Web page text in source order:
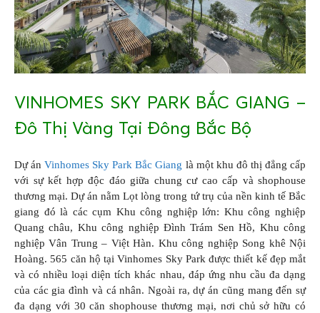
VINHOMES SKY PARK BẮC GIANG –
Đô Thị Vàng Tại Đông Bắc Bộ
Dự ánVinhomes Sky Park Bắc Giang là một khu đô thị đẳng cấp
với sự kết hợp độc đáo giữa chung cư cao cấp và shophouse
thương mại. Dự án nằm Lọt lòng trong tứ trụ của nền kinh tế Bắc
giang đó là các cụm Khu công nghiệp lớn: Khu công nghiệp
Quang châu, Khu công nghiệp Đình Trám Sen Hồ, Khu công
nghiệp Vân Trung – Việt Hàn. Khu công nghiệp Song khê Nội
Hoàng. 565 căn hộ tại Vinhomes Sky Park được thiết kế đẹp mắt
và có nhiều loại diện tích khác nhau, đáp ứng nhu cầu đa dạng
của các gia đình và cá nhân. Ngoài ra, dự án cũng mang đến sự
đa dạng với 30 căn shophouse thương mại, nơi chủ sở hữu có